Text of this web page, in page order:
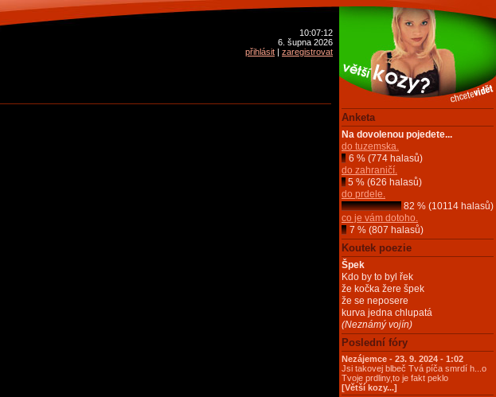
10:07:12
6. šupna 2026
přihlásit | zaregistrovat
Anketa
Na dovolenou pojedete...
do tuzemska.
6 % (774 halasů)
do zahraničí.
5 % (626 halasů)
do prdele.
82 % (10114 halasů)
co je vám dotoho.
7 % (807 halasů)
Koutek poezie
Špek
Kdo by to byl řek
že kočka žere špek
že se neposere
kurva jedna chlupatá
(Neznámý vojín)
Poslední fóry
Nezájemce - 23. 9. 2024 - 1:02
Jsi takovej blbeč Tvá píča smrdí h...o
Tvoje prdliny,to je fakt peklo
[Větší kozy...]